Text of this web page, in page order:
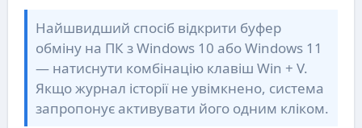
Найшвидший спосіб відкрити буфер
обміну на ПК з Windows 10 або Windows 11
— натиснути комбінацію клавіш Win + V.
Якщо журнал історії не увімкнено, система
запропонує активувати його одним кліком.